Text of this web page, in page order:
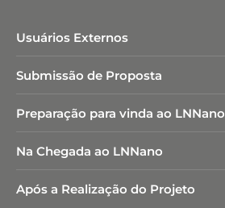
Usuários Externos
Submissão de Proposta
Preparação para vinda ao LNNano
Na Chegada ao LNNano
Após a Realização do Projeto